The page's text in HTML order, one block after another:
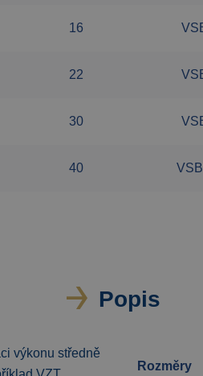
16
22
30
40
Popis
výkonu středně
Rozměry